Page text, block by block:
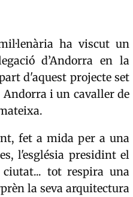
ha viscut un
d’Andorra en la
d'aquest projecte set
Andorra i un cavaller de
fet a mida per a una
l'església presidint el
tot respira una
la seva arquitectura